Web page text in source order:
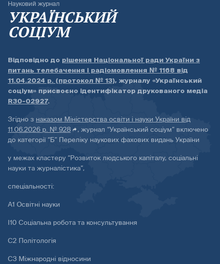
Науковий журнал
УКРАЇНСЬКИЙ
СОЦІУМ
Відповідно до рішення Національної ради України з
питань телебачення і радіомовлення № 1168 від
11.04.2024 р. (протокол № 13), журналу «Український
соціум» присвоєно ідентифікатор друкованого медіа
R30-02927.
Згідно з наказом Міністерства освіти і науки України від
11.06.2026 р. № 928
, журнал “Український соціум” включено
до категорії “Б” Переліку наукових фахових видань України
у межах кластеру “Розвиток людського капіталу, соціальні
науки та журналістика”,
спеціальності:
А1 Освітні науки
І10 Соціальна робота та консультування
С2 Політологія
С3 Міжнародні відносини